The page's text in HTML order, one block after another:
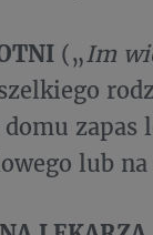
(„Im
zapas
lub na